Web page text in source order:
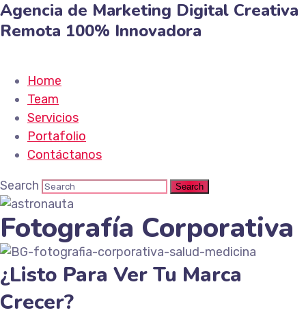
Agencia de Marketing Digital Creativa
Remota 100% Innovadora
Home
Team
Servicios
Portafolio
Contáctanos
Search
Fotografía Corporativa
¿Listo Para Ver Tu Marca
Crecer?